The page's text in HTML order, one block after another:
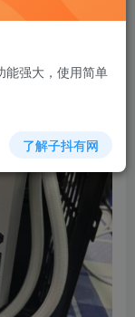
能强大，使用简单
了解子抖有网